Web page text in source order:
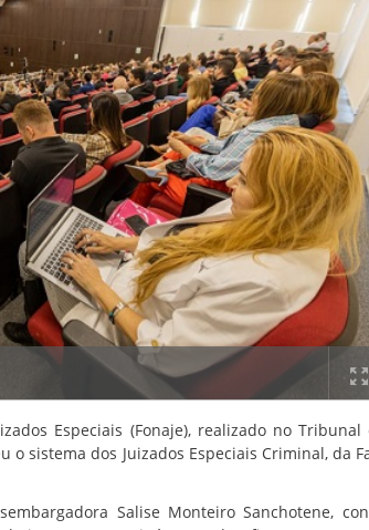
Especiais (Fonaje), realizado no
o sistema dos Juizados Especiais Criminal, da
Salise Monteiro Sanchotene,